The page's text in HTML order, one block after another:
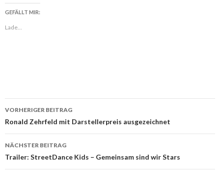
GEFÄLLT MIR:
Lade...
Beitragsnavigation
VORHERIGER BEITRAG
Ronald Zehrfeld mit Darstellerpreis ausgezeichnet
NÄCHSTER BEITRAG
Trailer: StreetDance Kids – Gemeinsam sind wir Stars